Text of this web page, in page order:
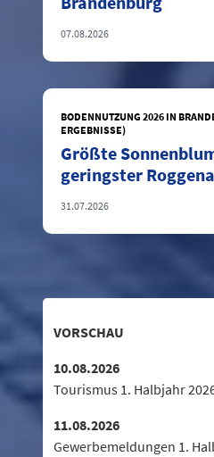
07.08.2026
BODENNUTZUNG 2026 IN
ERGEBNISSE)
Größte
geringster
31.07.2026
VORSCHAU
10.08.2026
Tourismus 1. Halbjahr
11.08.2026
Gewerbemeldungen 1.